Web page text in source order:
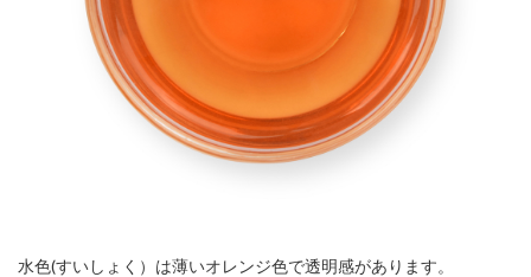
水色(すいしょく）は薄いオレンジ色で透明感があります。